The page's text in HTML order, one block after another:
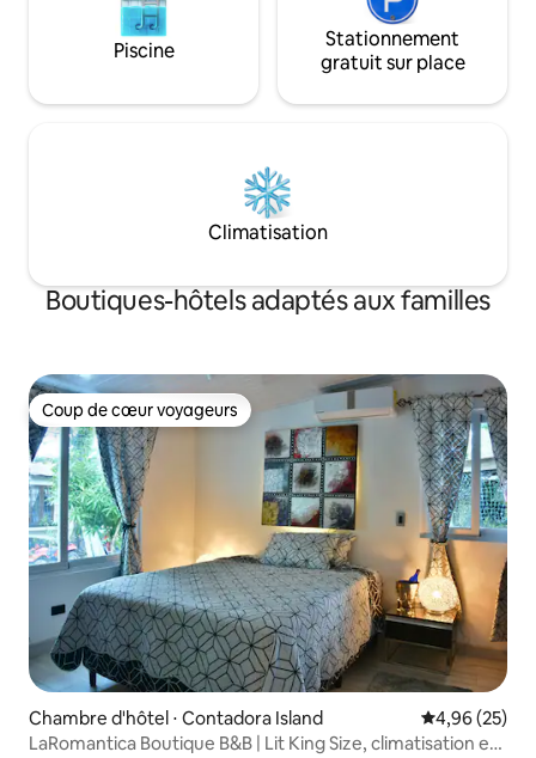
Piscine
Stationnement
gratuit sur place
Climatisation
Boutiques-hôtels adaptés aux familles
Coup de cœur voyageurs
Coup de cœur voyageurs
Chambre d'hôtel ⋅ Contadora Island Évaluation
4,96 (25)
LaRomantica Boutique B&B | Lit King Size, climatisation et